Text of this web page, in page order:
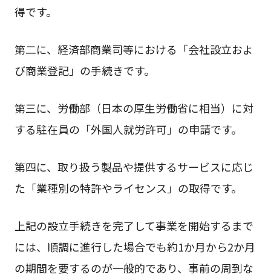
得です。
第二に、経済部商業司等における「会社設立およ
び商業登記」の手続きです。
第三に、労働部（日本の厚生労働省に相当）に対
する駐在員の「外国人就労許可」の申請です。
第四に、取り扱う製品や提供するサービスに応じ
た「業種別の特許やライセンス」の取得です。
上記の設立手続きを完了して事業を開始するまで
には、順調に進行した場合でも約1か月から2か月
の期間を要するのが一般的であり、事前の周到な